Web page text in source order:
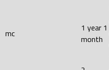
mc
1 year 1
month